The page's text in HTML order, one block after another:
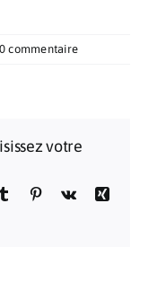
0 commentaire
votre
Tumblr Pinterest
Vk
Xing